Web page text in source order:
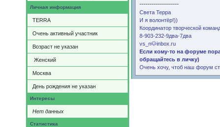
Личная информация
TERRA
Очень активный участник
Возраст не указан
Женский
Москва
День рождения не указан
Интересы
Нет данных
Статистика
--------------------
Света Терра
И я волонтёр!))
Координатор творческой
8-903-232-9два-7два
vs_n🐶inbox.ru
Если кому-то на форуме
обращайтесь в личку)
Очень хочу, чтоб наш форум